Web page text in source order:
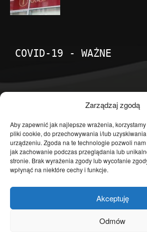
Zarządzaj zgodą
Aby zapewnić jak najlepsze wrażenia,
pliki cookie, do przechowywania i/lub
urządzeniu. Zgoda na te technologie pozwoli
jak zachowanie podczas przeglądania lub
stronie. Brak wyrażenia zgody lub wycofanie
wpłynąć na niektóre cechy i funkcje.
Akceptuję
Odmów
COVID-19 - WAŻNE
Temat dnia
Publicystyka
Polityka
Polska
Społeczeństwo